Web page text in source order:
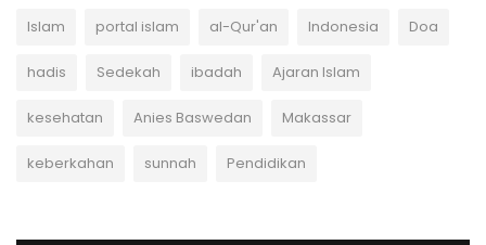
Islam portal islam al-Qur'an Indonesia Doa
hadis Sedekah ibadah Ajaran Islam
kesehatan Anies Baswedan Makassar
keberkahan sunnah Pendidikan